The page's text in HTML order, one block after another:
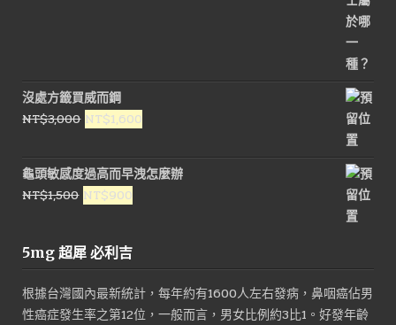
沒處方籤買威而鋼
NT$3,000 原
價
格：
NT$3,000。
NT$1,600
價
格：
龜頭敏感度過高而早洩怎麼辦
NT$1,500 原
格：
NT$900
5mg 超犀 必利吉
根據台灣國內最新統計，每年約有1600人左右發病，鼻咽癌佔男
性癌症發生率之第12位，一般而言，男女比例約3比1。好發年齡